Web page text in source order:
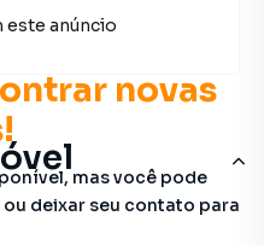
novas
mas você pode
deixar seu contato para
este anúncio